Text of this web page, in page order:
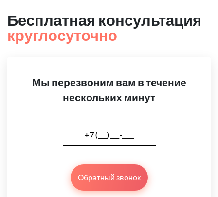
Бесплатная консультация
круглосуточно
Мы перезвоним вам в течение
нескольких минут
Обратный звонок